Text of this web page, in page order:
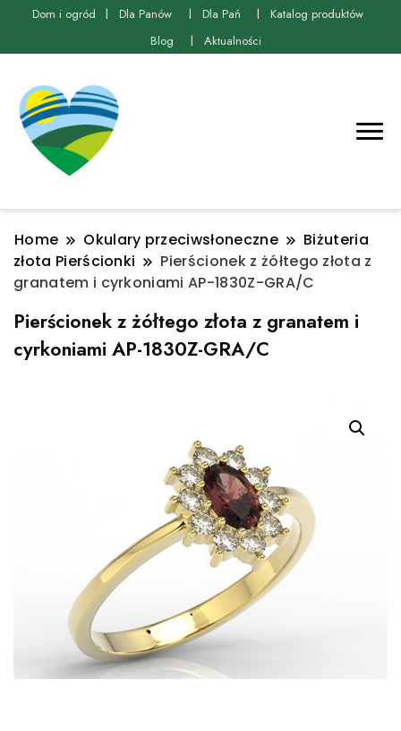
Dom i ogród Dla Panów Dla Pań
Katalog produktów
Blog
Aktualności
Home Okulary przeciwsłoneczne
Biżuteria
złota Pierścionki
Pierścionek z żółtego złota z
granatem i cyrkoniami AP-1830Z-GRA/C
Pierścionek z żółtego złota z granatem i
cyrkoniami AP-1830Z-GRA/C